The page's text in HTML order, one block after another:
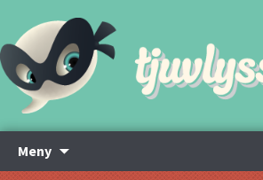
Meny